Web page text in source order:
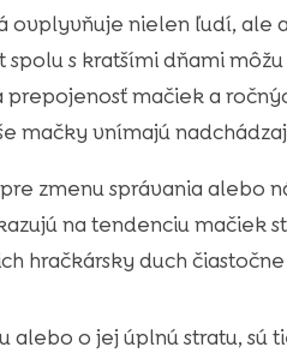
ovplyvňuje nielen ľudí, ale
s kratšími dňami
mačiek a
mačky vnímajú
zmenu správania alebo
na tendenciu mačiek
hračkársky duch
o jej úplnú stratu, sú